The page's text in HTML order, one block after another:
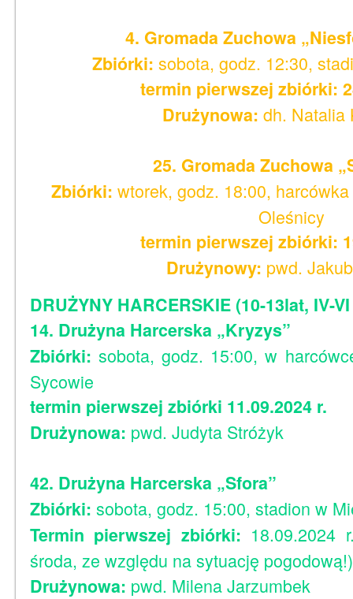
4. Gromada Zuchowa
Zbiórki: sobota, godz. 12:30,
termin pierwszej zbiórki:
Drużynowa: dh. Natalia
25. Gromada Zuchowa
Zbiórki: wtorek, godz. 18:00,
Oleśnicy
termin pierwszej zbiórki:
Drużynowy: pwd.
DRUŻYNY HARCERSKIE (10-13lat, IV-
14. Drużyna Harcerska „Kryzys”
Zbiórki: sobota, godz. 15:00, w
Sycowie
termin pierwszej zbiórki 11.09.2024 r.
Drużynowa: pwd. Judyta Stróżyk
42. Drużyna Harcerska „Sfora”
Zbiórki: sobota, godz. 15:00, stadion w
Termin pierwszej zbiórki: 18.09.2024
środa, ze względu na sytuację pogodową!)
Drużynowa: pwd. Milena Jarzumbek